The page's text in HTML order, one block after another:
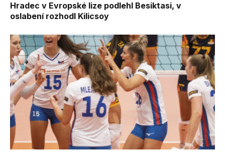
Hradec v Evropské lize podlehl Besiktasi, v
oslabení rozhodl Kilicsoy